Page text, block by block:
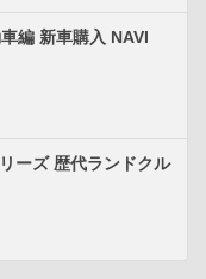
編 新車購入 NAVI
ーズ 歴代ランドクル